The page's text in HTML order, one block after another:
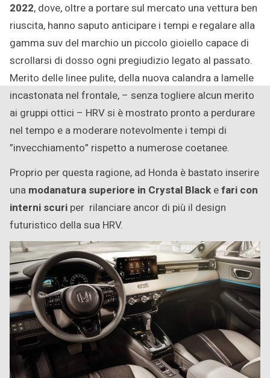
2022, dove, oltre a portare sul mercato una vettura ben
riuscita, hanno saputo anticipare i tempi e regalare alla
gamma suv del marchio un piccolo gioiello capace di
scrollarsi di dosso ogni pregiudizio legato al passato.
Merito delle linee pulite, della nuova calandra a lamelle
incastonata nel frontale, – senza togliere alcun merito
ai gruppi ottici – HRV si è mostrato pronto a perdurare
nel tempo e a moderare notevolmente i tempi di
”invecchiamento” rispetto a numerose coetanee.
Proprio per questa ragione, ad Honda è bastato inserire
una modanatura superiore in Crystal Black efari con
interni scuri per rilanciare ancor di più il design
futuristico della sua HRV.